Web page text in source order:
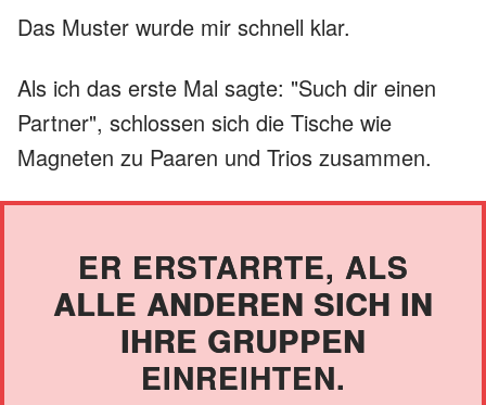
Das Muster wurde mir schnell klar.
Als ich das erste Mal sagte: "Such dir einen
Partner", schlossen sich die Tische wie
Magneten zu Paaren und Trios zusammen.
ER ERSTARRTE, ALS
ALLE ANDEREN SICH IN
IHRE GRUPPEN
EINREIHTEN.